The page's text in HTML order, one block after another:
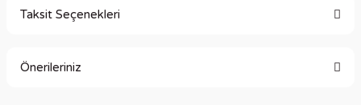
Taksit Seçenekleri
Önerileriniz